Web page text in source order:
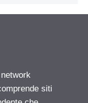
siti